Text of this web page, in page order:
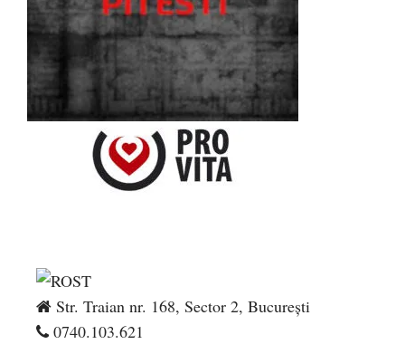
Str. Traian nr. 168, Sector 2, București
0740.103.621